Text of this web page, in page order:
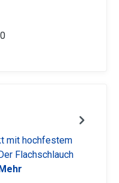
mit hochfestem
Flachschlauch
Mehr